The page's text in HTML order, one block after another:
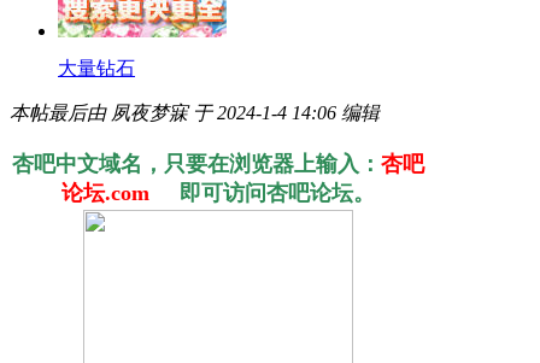
大量钻石
本帖最后由 夙夜梦寐 于 2024-1-4 14:06 编辑
杏吧中文域名，只要在浏览器上输入： 杏吧
论坛.com
即可访问杏吧论坛。